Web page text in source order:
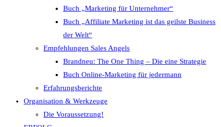
Buch „Marketing für Unternehmer“
Buch „Affiliate Marketing ist das geilste Business
der Welt“
Empfehlungen Sales Angels
Brandneu: The One Thing – Die eine Strategie
Buch Online-Marketing für jedermann
Erfahrungsberichte
Organisation & Werkzeuge
Die Voraussetzung!